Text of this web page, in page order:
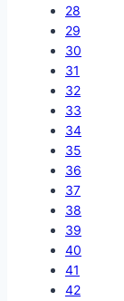
28
29
30
31
32
33
34
35
36
37
38
39
40
41
42